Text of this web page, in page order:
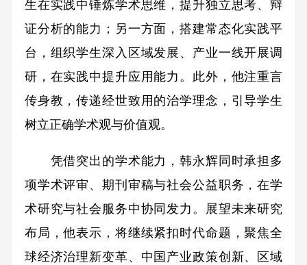
生在实践中锤炼学术思维，提升独立思考、辩
证分析的能力；另一方面，搭建常态化实践平
台，组织学生深入区域发展、产业一线开展调
研，在实践中提升应用能力。此外，他注重言
传身教，传递经世致用的治学理念，引导学生
树立正确学术观与价值观。
凭借突出的学术能力，韩永辉同时承担多
项学术评审、期刊审稿与社会公益职务，在学
术研究与社会服务中协同发力。展望未来研究
布局，他表示，将继续紧扣时代命题，聚焦全
球经济治理新变革、中国产业政策创新、区域